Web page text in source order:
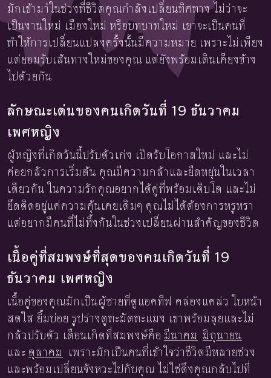
มักเข้ามาในช่วงที่ชีวิตคุณกำลังเปลี่ยนทิศทาง ไม่ว่าจะ
เป็นงานใหม่ เมืองใหม่ หรือบทบาทใหม่ เขาจะเป็นคนที่
ทำให้การเปลี่ยนแปลงครั้งนั้นมีความหมาย เพราะไม่เพียง
แต่ยอมรับเส้นทางใหม่ของคุณ แต่ยังพร้อมเดินเคียงข้าง
ไปด้วยกัน
ลักษณะเด่นของคนเกิดวันที่ 19 ธันวาคม
เพศหญิง
ผู้หญิงที่เกิดวันนี้ปรับตัวเก่ง เปิดรับโอกาสใหม่ และไม่
ค่อยกลัวการเริ่มต้น คุณมีความกล้าและยืดหยุ่นในเวลา
เดียวกัน ในความรักคุณอยากได้คู่ที่พร้อมเติบโต และไม่
ยึดติดอยู่แค่ความคุ้นเคยเดิมๆ คุณไม่ได้ต้องการหรูหรา
แต่อยากมีคนที่ไม่ทิ้งกันในช่วงเปลี่ยนผ่านสำคัญของชีวิต
เนื้อคู่ที่สมพงษ์ที่สุดของคนเกิดวันที่ 19
ธันวาคม เพศหญิง
เนื้อคู่ของคุณมักเป็นผู้ชายที่ดูแอคทีฟ คล่องแคล่ว ใบหน้า
สดใส ยิ้มบ่อย รูปร่างดูทะมัดทะแมง เขาพร้อมลุยและไม่
กลัวปรับตัว เดือนเกิดที่สมพงษ์คือ มีนาคม มิถุนายน
และ ตุลาคม เพราะมักเป็นคนที่เข้าใจว่าชีวิตมีหลายช่วง
และพร้อมเปลี่ยนจังหวะไปกับคุณ ไม่ใช่ดึงคุณกลับไปที่